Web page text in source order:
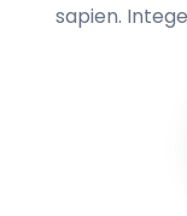
sapien.